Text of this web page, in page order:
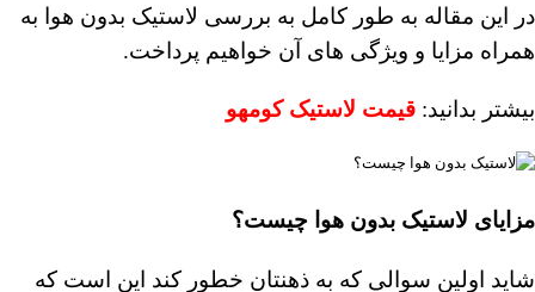
در این مقاله به طور کامل به بررسی لاستیک بدون هوا به
همراه مزایا و ویژگی های آن خواهیم پرداخت.
بیشتر بدانید: قیمت لاستیک کومهو
مزایای لاستیک بدون هوا چیست؟
شاید اولین سوالی که به ذهنتان خطور کند این است که